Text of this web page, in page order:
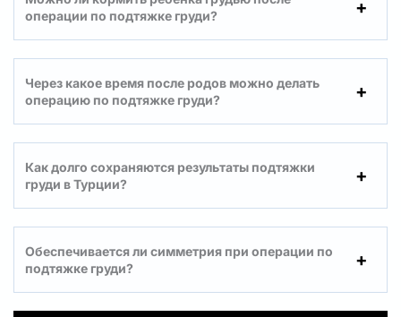
операции по подтяжке груди?
Через какое время после родов можно делать
операцию по подтяжке груди?
Как долго сохраняются результаты подтяжки
груди в Турции?
Обеспечивается ли симметрия при операции по
подтяжке груди?